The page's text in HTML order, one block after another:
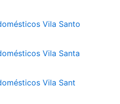
Vila Santo
Vila Santa
Vila Sant